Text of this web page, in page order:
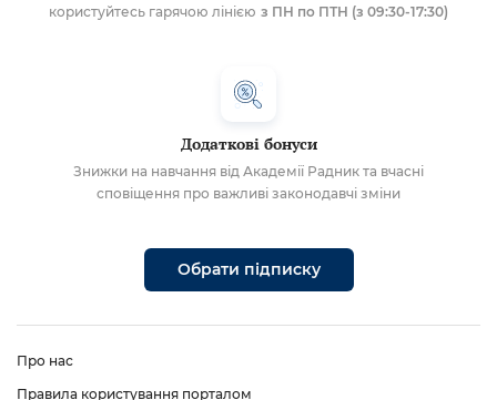
користуйтесь гарячою лінією з ПН по ПТН (з 09:30-17:30)
Додаткові бонуси
Знижки на навчання від Академії Радник та вчасні
сповіщення про важливі законодавчі зміни
Обрати підписку
Про нас
Правила користування порталом